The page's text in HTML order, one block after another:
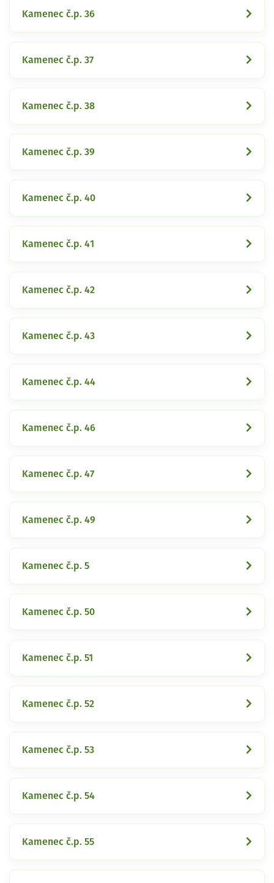
Kamenec č.p. 36
Kamenec č.p. 37
Kamenec č.p. 38
Kamenec č.p. 39
Kamenec č.p. 40
Kamenec č.p. 41
Kamenec č.p. 42
Kamenec č.p. 43
Kamenec č.p. 44
Kamenec č.p. 46
Kamenec č.p. 47
Kamenec č.p. 49
Kamenec č.p. 5
Kamenec č.p. 50
Kamenec č.p. 51
Kamenec č.p. 52
Kamenec č.p. 53
Kamenec č.p. 54
Kamenec č.p. 55